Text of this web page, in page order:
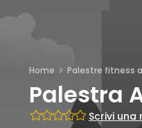
Home Palestre fitness
Palestra
Scrivi una